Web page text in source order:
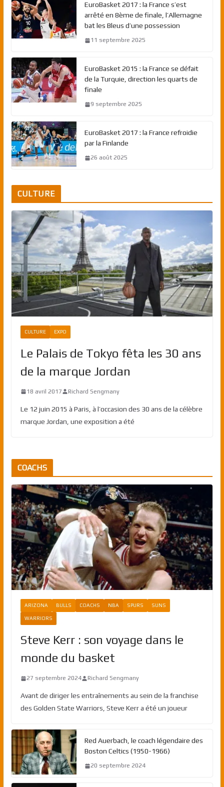
EuroBasket 2017 : la France s’est
arrêté en 8ème de finale, l’Allemagne
bat les Bleus d’une possession
11 septembre 2025
EuroBasket 2015 : la France se défait
de la Turquie, direction les quarts de
finale
9 septembre 2025
EuroBasket 2017 : la France refroidie
par la Finlande
26 août 2025
CULTURE
CULTURE EXPO
Le Palais de Tokyo fêta les 30 ans
de la marque Jordan
18 avril 2017 Richard Sengmany
Le 12 juin 2015 à Paris, à l’occasion des 30 ans de la célèbre
marque Jordan, une exposition a été
COACHS
ARIZONA BULLS COACHS NBA SPURS SUNS
WARRIORS
Steve Kerr : son voyage dans le
monde du basket
27 septembre 2024 Richard Sengmany
Avant de diriger les entraînements au sein de la franchise
des Golden State Warriors, Steve Kerr a été un joueur
Red Auerbach, le coach légendaire des
Boston Celtics (1950-1966)
20 septembre 2024